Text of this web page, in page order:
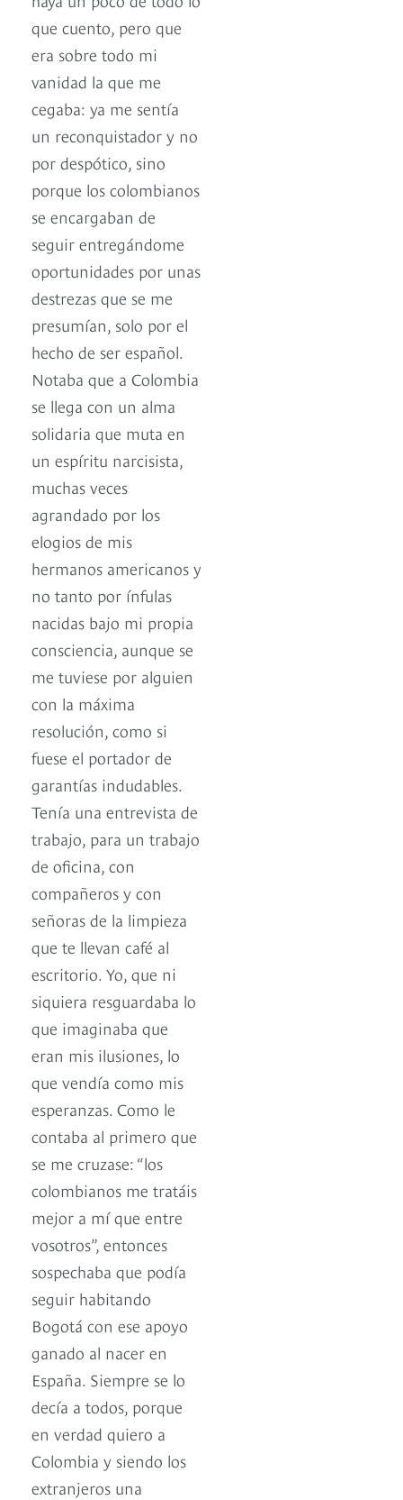
que cuento, pero que
era sobre todo mi
vanidad la que me
cegaba: ya me sentía
un reconquistador y no
por despótico, sino
porque los colombianos
se encargaban de
seguir entregándome
oportunidades por unas
destrezas que se me
presumían, solo por el
hecho de ser español.
Notaba que a Colombia
se llega con un alma
solidaria que muta en
un espíritu narcisista,
muchas veces
agrandado por los
elogios de mis
hermanos americanos y
no tanto por ínfulas
nacidas bajo mi propia
consciencia, aunque se
me tuviese por alguien
con la máxima
resolución, como si
fuese el portador de
garantías indudables.
Tenía una entrevista de
trabajo, para un trabajo
de oficina, con
compañeros y con
señoras de la limpieza
que te llevan café al
escritorio. Yo, que ni
siquiera resguardaba lo
que imaginaba que
eran mis ilusiones, lo
que vendía como mis
esperanzas. Como le
contaba al primero que
se me cruzase: “los
colombianos me tratáis
mejor a mí que entre
vosotros”, entonces
sospechaba que podía
seguir habitando
Bogotá con ese apoyo
ganado al nacer en
España. Siempre se lo
decía a todos, porque
en verdad quiero a
Colombia y siendo los
extranjeros una